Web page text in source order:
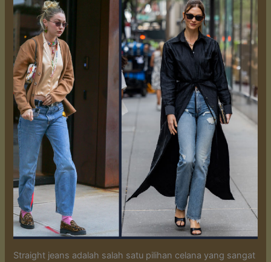
Straight jeans adalah salah satu pilihan celana yang sangat